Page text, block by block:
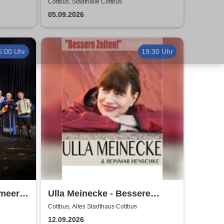
Norman Langen, Julian David
Cottbus, Stadthalle Cottbus
05.09.2026
Uhr 19:30 Uhr
Ulla Meinecke - Bessere
Zeiten Tour
Cottbus, Altes Stadthaus Cottbus
12.09.2026